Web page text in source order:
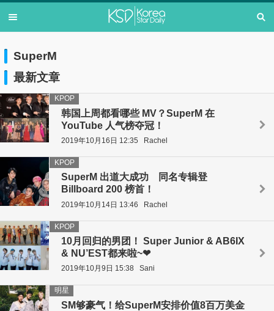
SuperM
最新文章
韩国上周都看哪些 MV？SuperM 在
YouTube 人气榜夺冠！
KPOP
2019年10月16日 12:35 Rachel
SuperM 出道大成功 同名专辑登
Billboard 200 榜首！
KPOP
2019年10月14日 13:46 Rachel
10月回归的男团！ Super Junior & AB6IX
& NU’EST都来啦~❤
KPOP
2019年10月9日 15:38 Sani
SM够豪气！给SuperM安排价值8百万美金
明星